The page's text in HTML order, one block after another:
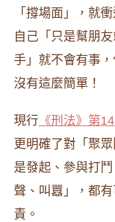
「撐場面」，就
自己「只是幫朋
手」就不會有事
沒有這麼簡單！
現行 《刑法》第
更明確了對「聚
是發起、參與打
聲、叫囂」，都
責。